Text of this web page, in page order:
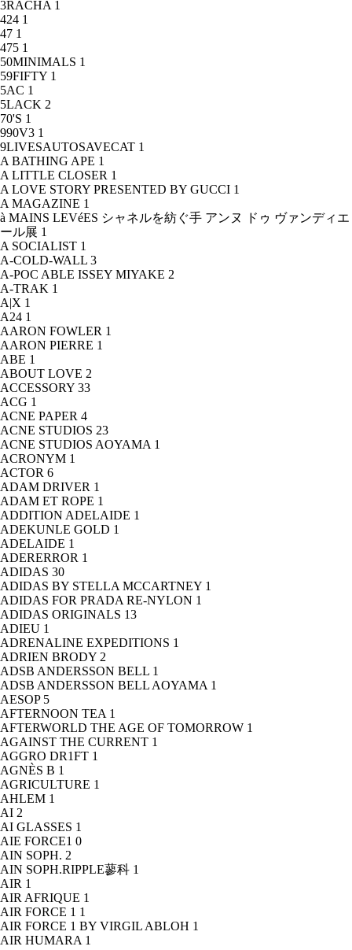
3RACHA 1
424 1
47 1
475 1
50MINIMALS 1
59FIFTY 1
5AC 1
5LACK 2
70'S 1
990V3 1
9LIVESAUTOSAVECAT 1
A BATHING APE 1
A LITTLE CLOSER 1
A LOVE STORY PRESENTED BY GUCCI 1
A MAGAZINE 1
à MAINS LEVéES シャネルを紡ぐ手 アンヌ ドゥ ヴァンディエ
ール展 1
A SOCIALIST 1
A-COLD-WALL 3
A-POC ABLE ISSEY MIYAKE 2
A-TRAK 1
A|X 1
A24 1
AARON FOWLER 1
AARON PIERRE 1
ABE 1
ABOUT LOVE 2
ACCESSORY 33
ACG 1
ACNE PAPER 4
ACNE STUDIOS 23
ACNE STUDIOS AOYAMA 1
ACRONYM 1
ACTOR 6
ADAM DRIVER 1
ADAM ET ROPE 1
ADDITION ADELAIDE 1
ADEKUNLE GOLD 1
ADELAIDE 1
ADERERROR 1
ADIDAS 30
ADIDAS BY STELLA MCCARTNEY 1
ADIDAS FOR PRADA RE-NYLON 1
ADIDAS ORIGINALS 13
ADIEU 1
ADRENALINE EXPEDITIONS 1
ADRIEN BRODY 2
ADSB ANDERSSON BELL 1
ADSB ANDERSSON BELL AOYAMA 1
AESOP 5
AFTERNOON TEA 1
AFTERWORLD THE AGE OF TOMORROW 1
AGAINST THE CURRENT 1
AGGRO DR1FT 1
AGNÈS B 1
AGRICULTURE 1
AHLEM 1
AI 2
AI GLASSES 1
AIE FORCE1 0
AIN SOPH. 2
AIN SOPH.RIPPLE蓼科 1
AIR 1
AIR AFRIQUE 1
AIR FORCE 1 1
AIR FORCE 1 BY VIRGIL ABLOH 1
AIR HUMARA 1